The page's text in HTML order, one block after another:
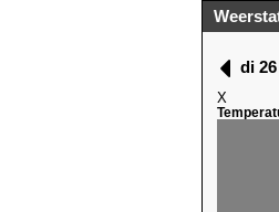
di
X